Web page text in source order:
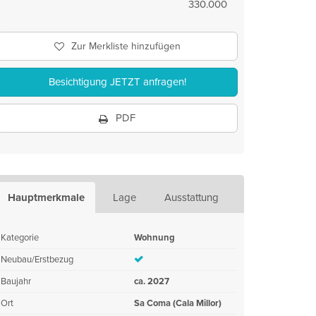
330.000
Zur Merkliste hinzufügen
Besichtigung JETZT anfragen!
PDF
Hauptmerkmale Lage Ausstattung
Kategorie
Wohnung
Neubau/Erstbezug
Baujahr
ca. 2027
Ort
Sa Coma (Cala Millor)